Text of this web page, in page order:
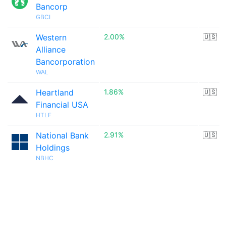
Bancorp
GBCI
Western
Alliance
Bancorporation
WAL
2.00% 🇺🇸
Heartland
Financial USA
HTLF
1.86% 🇺🇸
National Bank
Holdings
NBHC
2.91% 🇺🇸